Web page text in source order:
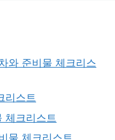
와 준비물 체크리스
리스트
체크리스트
물 체크리스트